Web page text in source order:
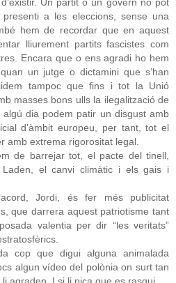
a les eleccions, sense una
hem de recordar que en aquest
lliurement partits fascistes com
Encara que o ens agradi ho hem
un jutge o dictamini que s’han
tampoc que fins i tot la Unió
masses bons ulls la ilegalització de
algú dia podem patir un disgust amb
d’àmbit europeu, per tant, tot el
amb extrema rigorositat legal.
de barrejar tot, el pacte del tinell,
Laden, el canvi climàtic i els gais i
Jordi, és fer més publicitat
que darrera aquest patriotisme tant
valentia per dir “les veritats”
cop que digui alguna animalada
algun vídeo del polònia on surt tan
agraden. I si li pica que es rasqui.